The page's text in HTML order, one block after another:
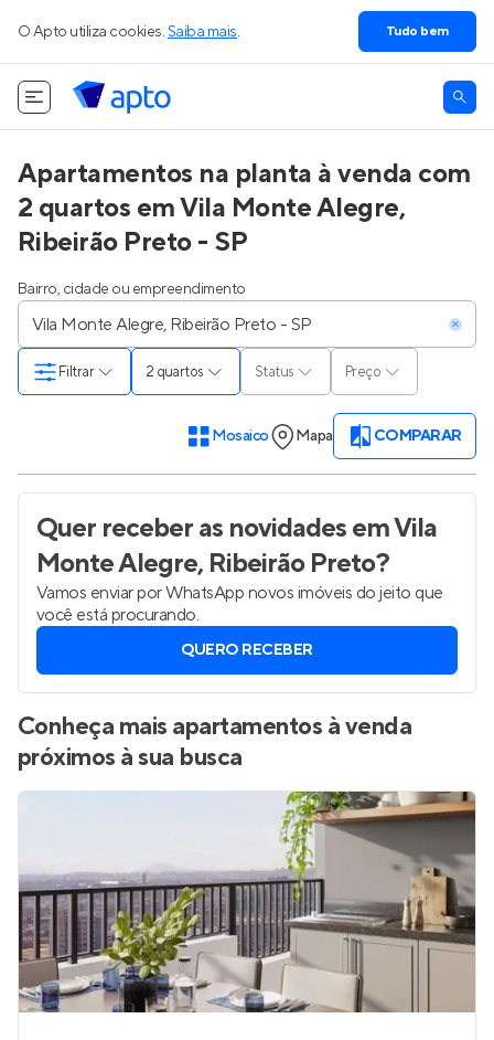
O Apto utiliza cookies. Saiba mais. Tudo bem
Apartamentos na planta à venda com
2 quartos em Vila Monte Alegre,
Ribeirão Preto - SP
Bairro, cidade ou empreendimento
2 quartos Status Preço
Filtrar
Mosaico Mapa COMPARAR
Quer receber as novidadesem Vila
Monte Alegre, Ribeirão Preto?
Vamos enviar por WhatsApp novos imóveis do jeito que
você está procurando.
QUERO RECEBER
Conheça mais apartamentos à venda
próximos à sua busca